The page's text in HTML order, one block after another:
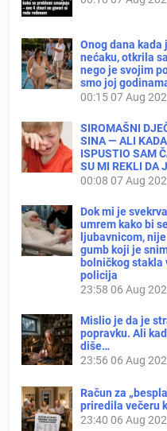
Onog dana kada
nećaku, otkrila
nego je svojim
smo joj
00:1507 Aug
SIROMAŠNI
SINA — ALI
ISPUSTIO SAM
SU MI REKLI DA
00:08 07 Aug
Dok mi je
umrem kako bi
ljubavnicom,
gumb koji je
bolničkog stakla
policija
23:58 06 Aug
Mislio je da je
popravku. Ali
diše…
23:56 06 Aug
Račun za
priredila večeru
23:40 06 Aug